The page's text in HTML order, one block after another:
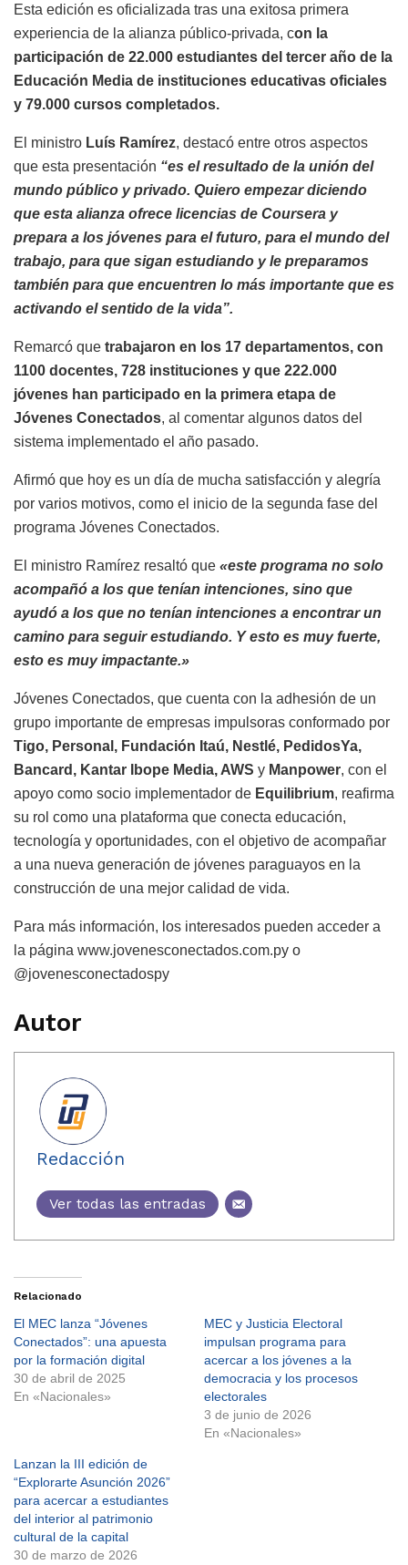
Esta edición es oficializada tras una exitosa primera
experiencia de la alianza público-privada, con la
participación de 22.000 estudiantes del tercer año de la
Educación Media de instituciones educativas oficiales
y 79.000 cursos completados.
El ministro Luís Ramírez, destacó entre otros aspectos
que esta presentación “es el resultado de la unión del
mundo público y privado. Quiero empezar diciendo
que esta alianza ofrece licencias de Coursera y
prepara a los jóvenes para el futuro, para el mundo del
trabajo, para que sigan estudiando y le preparamos
también para que encuentren lo más importante que es
activando el sentido de la vida”.
Remarcó que trabajaron en los 17 departamentos, con
1100 docentes, 728 instituciones y que 222.000
jóvenes han participado en la primera etapa de
Jóvenes Conectados, al comentar algunos datos del
sistema implementado el año pasado.
Afirmó que hoy es un día de mucha satisfacción y alegría
por varios motivos, como el inicio de la segunda fase del
programa Jóvenes Conectados.
El ministro Ramírez resaltó que «este programa no solo
acompañó a los que tenían intenciones, sino que
ayudó a los que no tenían intenciones a encontrar un
camino para seguir estudiando. Y esto es muy fuerte,
esto es muy impactante.»
Jóvenes Conectados, que cuenta con la adhesión de un
grupo importante de empresas impulsoras conformado por
Tigo, Personal, Fundación Itaú, Nestlé, PedidosYa,
Bancard, Kantar Ibope Media, AWS y Manpower, con el
apoyo como socio implementador de Equilibrium, reafirma
su rol como una plataforma que conecta educación,
tecnología y oportunidades, con el objetivo de acompañar
a una nueva generación de jóvenes paraguayos en la
construcción de una mejor calidad de vida.
Para más información, los interesados pueden acceder a
la página www.jovenesconectados.com.py o
@jovenesconectadospy
Autor
Redacción
Ver todas las entradas
Relacionado
El MEC lanza “Jóvenes
Conectados”: una apuesta
por la formación digital
30 de abril de 2025
En «Nacionales»
MEC y Justicia Electoral
impulsan programa para
acercar a los jóvenes a la
democracia y los procesos
electorales
3 de junio de 2026
En «Nacionales»
Lanzan la III edición de
“Explorarte Asunción 2026”
para acercar a estudiantes
del interior al patrimonio
cultural de la capital
30 de marzo de 2026